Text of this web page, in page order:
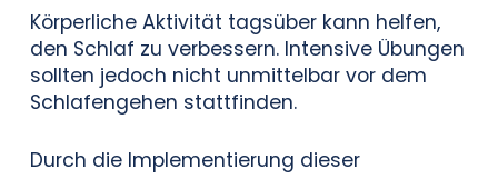
Körperliche Aktivität tagsüber kann helfen,
den Schlaf zu verbessern. Intensive Übungen
sollten jedoch nicht unmittelbar vor dem
Schlafengehen stattfinden.
Durch die Implementierung dieser